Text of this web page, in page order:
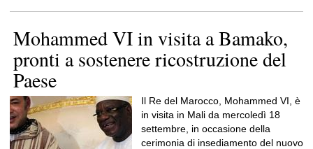
Mohammed VI in visita a Bamako,
pronti a sostenere ricostruzione del
Paese
Il Re del Marocco, Mohammed VI, è
in visita in Mali da mercoledì 18
settembre, in occasione della
cerimonia di insediamento del nuovo